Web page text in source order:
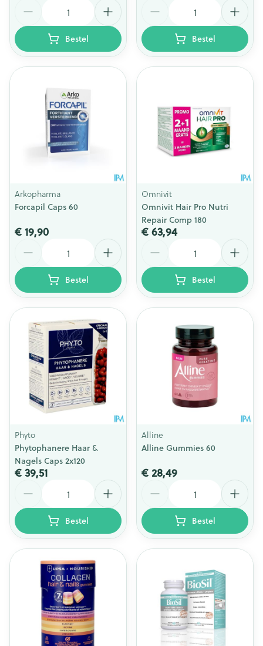
Bestel Bestel
Arkopharma
Forcapil Caps 60
€ 19,90
Bestel
Omnivit
Omnivit Hair Pro Nutri
Repair Comp 180
€ 63,94
Bestel
Phyto
Phytophanere Haar &
Nagels Caps 2x120
€ 39,51
Bestel
Alline
Alline Gummies 60
€ 28,49
Bestel